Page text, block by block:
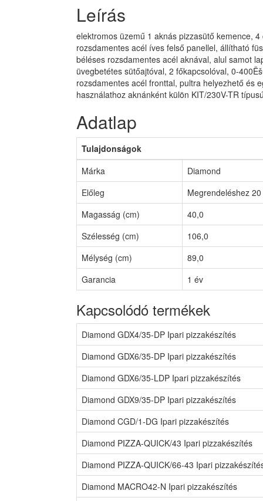
Leírás
elektromos üzemű 1 aknás pizzasütő kemence,
rozsdamentes acél íves felső panellel, állítható
béléses rozsdamentes acél aknával, alul samot
üvegbetétes sütőajtóval, 2 főkapcsolóval, 0-
rozsdamentes acél fronttal, pultra helyezhető és
használathoz aknánként külön KIT/230V-TR
Adatlap
Tulajdonságok
Márka
Diamond
Előleg
Megrendeléshez
Magasság (cm)
40,0
Szélesség (cm)
106,0
Mélység (cm)
89,0
Garancia
1 év
Kapcsolódó termékek
Diamond GDX4/35-DP Ipari pizzakészítés
Diamond GDX6/35-DP Ipari pizzakészítés
Diamond GDX6/35-LDP Ipari pizzakészítés
Diamond GDX9/35-DP Ipari pizzakészítés
Diamond CGD/1-DG Ipari pizzakészítés
Diamond PIZZA-QUICK/43 Ipari pizzakészítés
Diamond PIZZA-QUICK/66-43 Ipari
Diamond MACRO42-N Ipari pizzakészítés